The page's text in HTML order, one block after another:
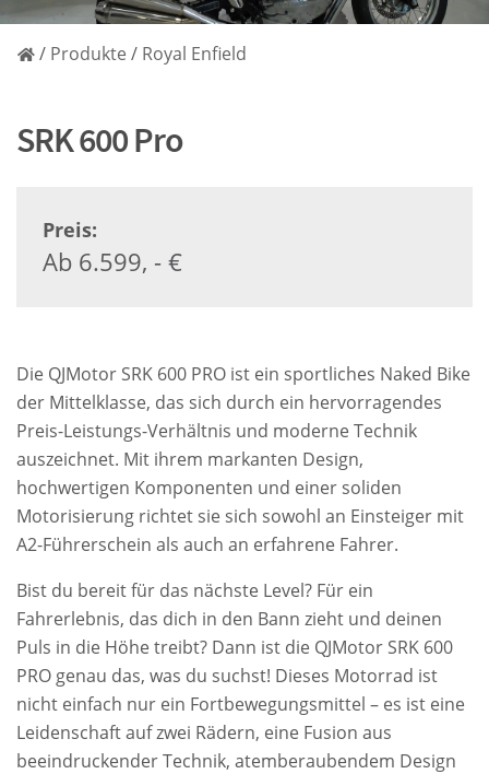
/ Produkte / Royal Enfield
SRK 600 Pro
Preis:
Ab 6.599, - €
Die QJMotor SRK 600 PRO ist ein sportliches Naked Bike
der Mittelklasse, das sich durch ein hervorragendes
Preis-Leistungs-Verhältnis und moderne Technik
auszeichnet. Mit ihrem markanten Design,
hochwertigen Komponenten und einer soliden
Motorisierung richtet sie sich sowohl an Einsteiger mit
A2-Führerschein als auch an erfahrene Fahrer.
Bist du bereit für das nächste Level? Für ein
Fahrerlebnis, das dich in den Bann zieht und deinen
Puls in die Höhe treibt? Dann ist die QJMotor SRK 600
PRO genau das, was du suchst! Dieses Motorrad ist
nicht einfach nur ein Fortbewegungsmittel – es ist eine
Leidenschaft auf zwei Rädern, eine Fusion aus
beeindruckender Technik, atemberaubendem Design